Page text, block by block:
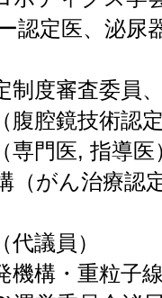
認定医、 泌尿
制度審査委員
腹腔鏡技術認
専門医, 指導医
（がん治療認
議員）
機構・ 重粒子